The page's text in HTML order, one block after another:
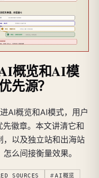
概览和AI模
先源？
AI概览和AI模式，用户
徽章。本文讲清它和
，以及独立站和出海站
么间接衡量效果。
SOURCES AI概览